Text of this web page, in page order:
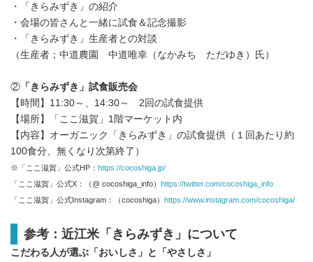
・「きらみずき」の紹介
・会場の皆さんと一緒に試食＆記念撮影
・「きらみずき」生産者との対談
（生産者；中道農園 中道唯幸（なかみち ただゆき）氏）
② 「きらみずき」試食販売会
【時間】11:30～、14:30～ 2回の試食提供
【場所】「ここ滋賀」1階マーケット内
【内容】オーガニック「きらみずき」の試食提供（１回あたり約
100食分、無くなり次第終了）
※「ここ滋賀」公式HP： https://cocoshiga.jp/
「ここ滋賀」公式X：（@ cocoshiga_info） https://twitter.com/cocoshiga_info
「ここ滋賀」公式Instagram：（cocoshiga） https://www.instagram.com/cocoshiga/
参考：近江米「きらみずき」について
こだわる人が選ぶ「おいしさ」と「やさしさ」